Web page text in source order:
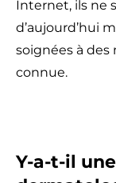
Internet, ils ne
d’aujourd’hui
soignées à des
connue.
Y-a-t-il